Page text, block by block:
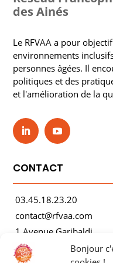
Bonjour
des Ainés
Le RFVAA a pour
environnements
personnes âgées. Il
politiques et des
et l'amélioration de la
CONTACT
03.45.18.23.20
contact@rfvaa.com
1 Avenue Garibaldi
21000 Dijon